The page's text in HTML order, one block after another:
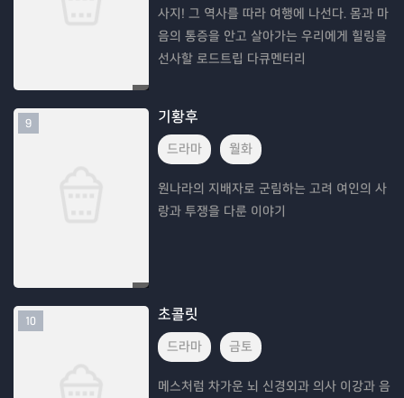
사지! 그 역사를 따라 여행에 나선다. 몸과 마
음의 통증을 안고 살아가는 우리에게 힐링을
선사할 로드트립 다큐멘터리
9 기황후
드라마 월화
원나라의 지배자로 군림하는 고려 여인의 사
랑과 투쟁을 다룬 이야기
10 초콜릿
드라마 금토
메스처럼 차가운 뇌 신경외과 의사 이강과 음